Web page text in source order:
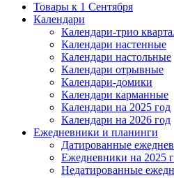
Товары к 1 Сентября
Календари
Календари-трио
Календари настенные
Календари настольные
Календари отрывные
Календари-домики
Календари карманные
Календари на 2025 год
Календари на 2026 год
Ежедневники и планинги
Датированные
Ежедневники на 2025
Недатированные